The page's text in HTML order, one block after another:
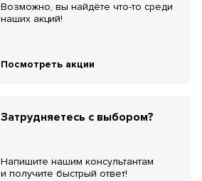
Возможно, вы найдёте что-то среди
наших акций!
Посмотреть акции
Затрудняетесь с выбором?
Напишите нашим консультантам
и получите быстрый ответ!